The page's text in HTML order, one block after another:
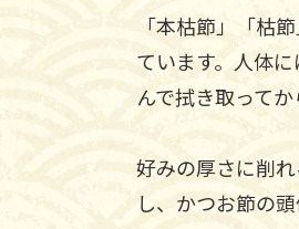
「本枯節」「枯
ています。人体
んで拭き取ってか
好みの厚さに削
し、かつお節の頭